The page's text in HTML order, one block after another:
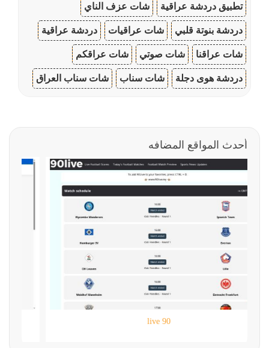
تطبيق دردشة عراقية شات عزف الناي
دردشة بنوتة قلبي شات عراقيات دردشة عراقية
شات عراقنا شات صوتي شات عراقكم
دردشة هوى دجلة شات سناب شات سناب العراق
أحدث المواقع المضافه